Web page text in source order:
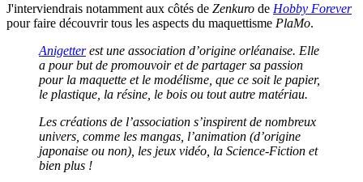
J'interviendrais notamment aux côtés de Zenkuro de Hobby Forever
pour faire découvrir tous les aspects du maquettisme PlaMo.
Anigetterest une association d’origine orléanaise. Elle
a pour but de promouvoir et de partager sa passion
pour la maquette et le modélisme, que ce soit le papier,
le plastique, la résine, le bois ou tout autre matériau.
Les créations de l’association s’inspirent de nombreux
univers, comme les mangas, l’animation (d’origine
japonaise ou non), les jeux vidéo, la Science-Fiction et
bien plus !